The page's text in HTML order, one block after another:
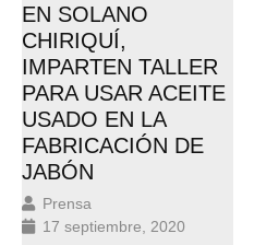
EN SOLANO
CHIRIQUÍ,
IMPARTEN TALLER
PARA USAR ACEITE
USADO EN LA
FABRICACIÓN DE
JABÓN
Prensa
17 septiembre, 2020